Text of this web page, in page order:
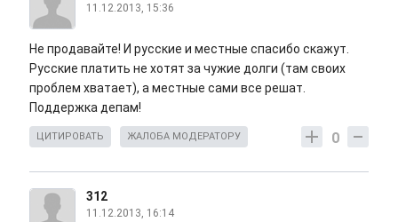
11.12.2013, 15:36
Не продавайте! И русские и местные спасибо скажут.
Русские платить не хотят за чужие долги (там своих
проблем хватает), а местные сами все решат.
Поддержка депам!
0
ЦИТИРОВАТЬ ЖАЛОБА МОДЕРАТОРУ
312
11.12.2013, 16:14